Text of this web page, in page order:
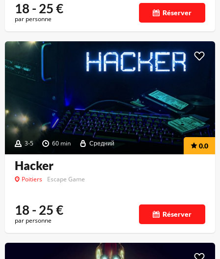
18 - 25€
par personne
Réserver
3-5 60 min Средний 0.0
Hacker
Poitiers Escape Game
18 - 25€
par personne
Réserver